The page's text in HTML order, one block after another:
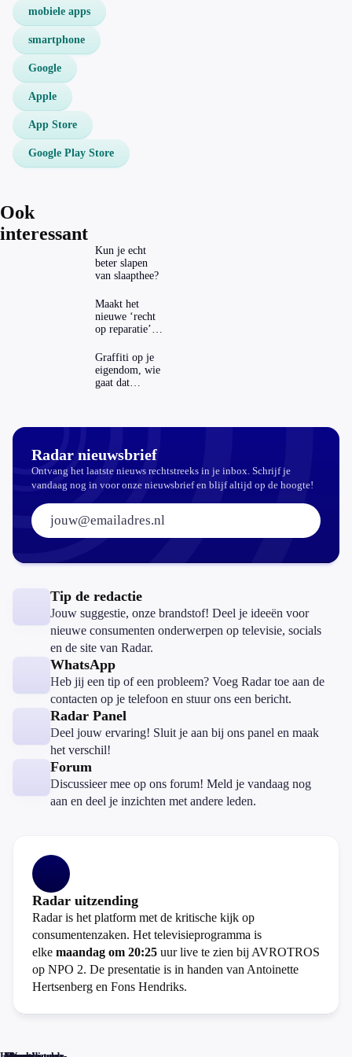
mobiele apps
smartphone
Google
Apple
App Store
Google Play Store
Ook
interessant
Kun je echt
beter slapen
van slaapthee?
Maakt het
nieuwe ‘recht
op reparatie’
echt
aantrekkelijker?
Graffiti op je
eigendom, wie
gaat dat
Radar nieuwsbrief
Ontvang het laatste nieuws rechtstreeks in je inbox. Schrijf je
vandaag nog in voor onze nieuwsbrief en blijf altijd op de hoogte!
E-mailadres:
Tip de redactie
Jouw suggestie, onze brandstof! Deel je ideeën voor
nieuwe consumenten onderwerpen op televisie, socials
en de site van Radar.
WhatsApp
Heb jij een tip of een probleem? Voeg Radar toe aan de
contacten op je telefoon en stuur ons een bericht.
Radar Panel
Deel jouw ervaring! Sluit je aan bij ons panel en maak
het verschil!
Forum
Discussieer mee op ons forum! Meld je vandaag nog
aan en deel je inzichten met andere leden.
Radar uitzending
Radar is het platform met de kritische kijk op
consumentenzaken. Het televisieprogramma is
elke maandag om 20:25 uur live te zien bij AVROTROS
op NPO 2. De presentatie is in handen van Antoinette
Hertsenberg en Fons Hendriks.